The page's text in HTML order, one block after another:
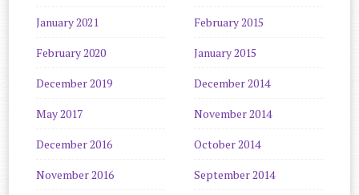
January 2021
February 2020
December 2019
May 2017
December 2016
November 2016
February 2015
January 2015
December 2014
November 2014
October 2014
September 2014